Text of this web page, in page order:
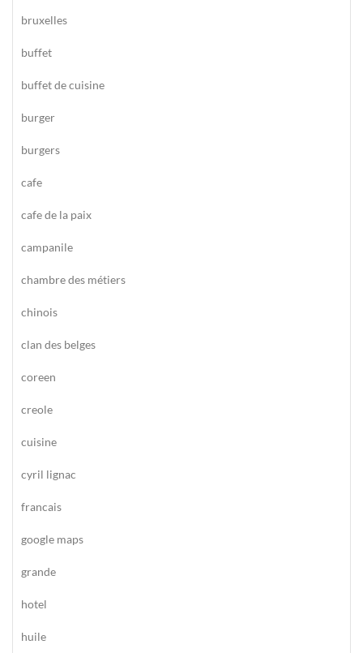
bruxelles
buffet
buffet de cuisine
burger
burgers
cafe
cafe de la paix
campanile
chambre des métiers
chinois
clan des belges
coreen
creole
cuisine
cyril lignac
francais
google maps
grande
hotel
huile